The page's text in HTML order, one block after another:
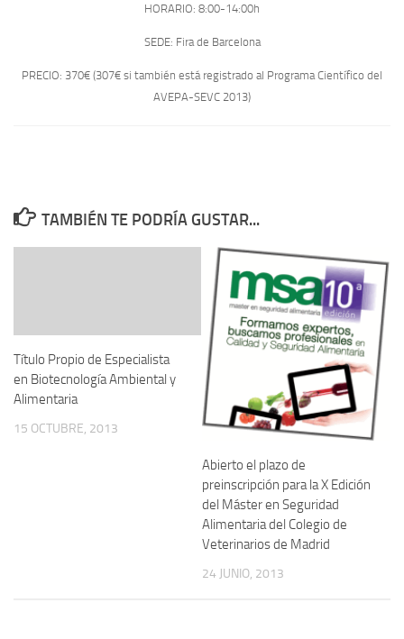
HORARIO: 8:00-14:00h
SEDE: Fira de Barcelona
PRECIO: 370€ (307€ si también está registrado al Programa Científico del
AVEPA-SEVC 2013)
TAMBIÉN TE PODRÍA GUSTAR...
Título Propio de Especialista
en Biotecnología Ambiental y
Alimentaria
15 OCTUBRE, 2013
Abierto el plazo de
preinscripción para la X Edición
del Máster en Seguridad
Alimentaria del Colegio de
Veterinarios de Madrid
24 JUNIO, 2013